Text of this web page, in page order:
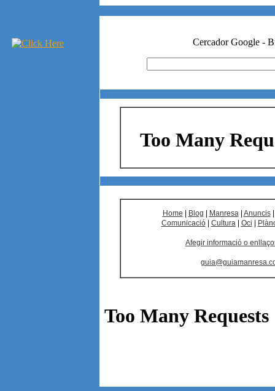
Home Blog Manresa| Anuncis
Comunicació| Cultura| Oci
Afegir informació o